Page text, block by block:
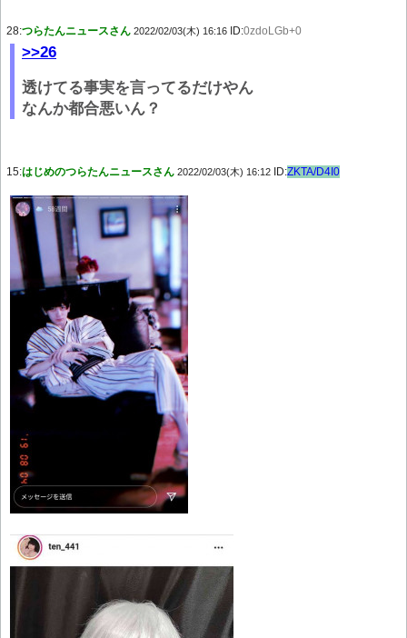
28:つらたんニュースさん 2022/02/03(木) 16:16 ID:0zdoLGb+0
>>26
透けてる事実を言ってるだけやん
なんか都合悪いん？
15:はじめのつらたんニュースさん 2022/02/03(木) 16:12 ID:ZKTA/D4I0